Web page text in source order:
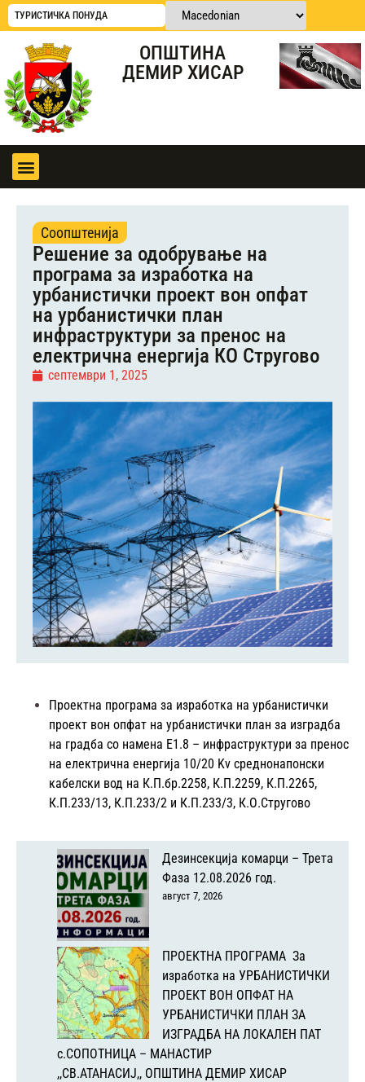
ТУРИСТИЧКА ПОНУДА
ОПШТИНА
ДЕМИР ХИСАР
Соопштенија
Решение за одобрување на
програма за изработка на
урбанистички проект вон опфат
на урбанистички план
инфраструктури за пренос на
електрична енергија КО Стругово
септември 1, 2025
Проектна програма за изработка на урбанистички
проект вон опфат на урбанистички план за изградба
на градбa со намена Е1.8 – инфраструктури за пренос
на електрична енергија 10/20 Kv среднонапонски
кабелски вод на К.П.бр.2258, К.П.2259, К.П.2265,
К.П.233/13, К.П.233/2 и К.П.233/3, К.О.Стругово
Дезинсекција комарци – Трета
Фаза 12.08.2026 год.
август 7, 2026
ПРОЕКТНА ПРОГРАМА За
изработка на УРБАНИСТИЧКИ
ПРОЕКТ ВОН ОПФАТ НА
УРБАНИСТИЧКИ ПЛАН ЗА
ИЗГРАДБА НА ЛОКАЛЕН ПАТ
с.СОПОТНИЦА – МАНАСТИР
,,СВ.АТАНАСИЈ,, ОПШТИНА ДЕМИР ХИСАР